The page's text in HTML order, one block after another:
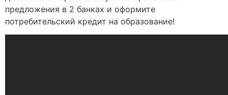
предложения в 2 банках и оформите
потребительский кредит на образование!